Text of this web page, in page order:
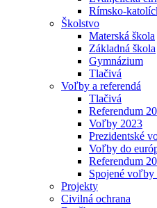
Rímsko-
Školstvo
Materská škola
Základná škola
Gymnázium
Tlačivá
Voľby a referendá
Tlačivá
Referendum
Voľby 2023
Prezidentské
Voľby do
Referendum
Spojené voľby
Projekty
Civilná ochrana